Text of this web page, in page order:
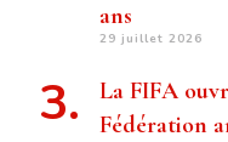
ans
29 juillet 2026
La FIFA
Fédération